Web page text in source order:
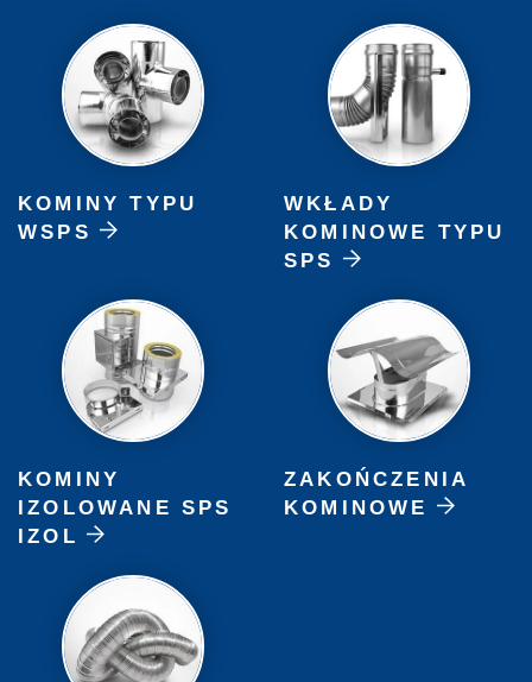
KOMINY TYPU
WSPS
WKŁADY
KOMINOWE TYPU
SPS
KOMINY
IZOLOWANE SPS
IZOL
ZAKOŃCZENIA
KOMINOWE